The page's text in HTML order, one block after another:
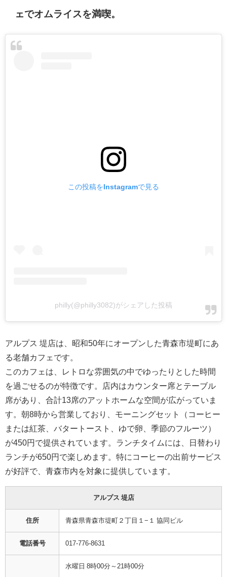
ェでオムライスを満喫。
この投稿をInstagramで見る
philly(@philly3082)がシェアした投稿
アルプス 堤店は、昭和50年にオープンした青森市堤町にあ
る老舗カフェです。
このカフェは、レトロな雰囲気の中でゆったりとした時間
を過ごせるのが特徴です。店内はカウンター席とテーブル
席があり、合計13席のアットホームな空間が広がっていま
す。朝8時から営業しており、モーニングセット（コーヒー
または紅茶、バタートースト、ゆで卵、季節のフルーツ）
が450円で提供されています。ランチタイムには、日替わり
ランチが650円で楽しめます。特にコーヒーの出前サービス
が好評で、青森市内を対象に提供しています。
アルプス 堤店
住所 青森県青森市堤町２丁目１−１ 協同ビル
電話番号 017-776-8631
水曜日 8時00分～21時00分